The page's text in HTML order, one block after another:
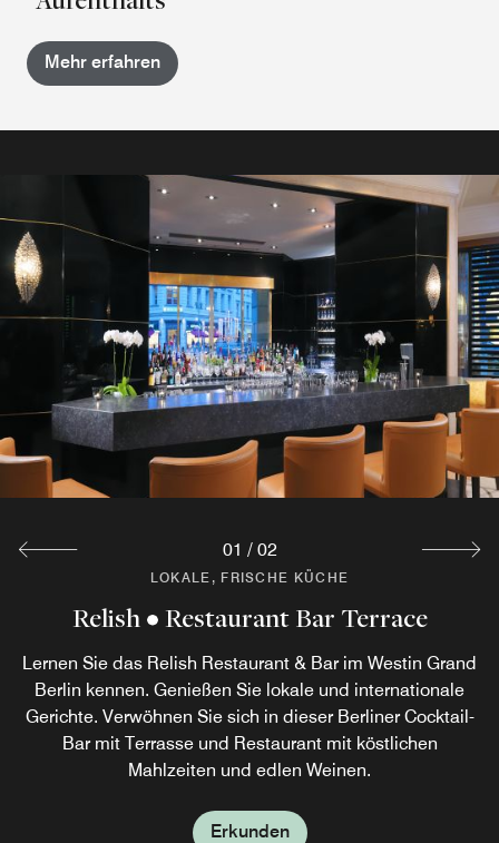
Mehr erfahren
LOKALE, FRISCHE KÜCHE
Relish • Restaurant Bar Terrace
Lernen Sie das Relish Restaurant & Bar im Westin Grand
Berlin kennen. Genießen Sie lokale und internationale
Gerichte. Verwöhnen Sie sich in dieser Berliner Cocktail-
Bar mit Terrasse und Restaurant mit köstlichen
Mahlzeiten und edlen Weinen.
Erkunden
LOKALE, FRISCHE KÜCHE
Breakfast Restaurant Coelln
Die Frühstückskarte und das Buffet im Restaurant Coelln
unseres Berliner Hotels bietet revitalisierende Gerichte
aus gesunden Zutaten mit hohem Nährstoff- und
Antioxidantiengehalt und köstlichem Geschmack, damit
Sie Ihren Tag energiegeladen beginnen.
Erkunden
01 / 02